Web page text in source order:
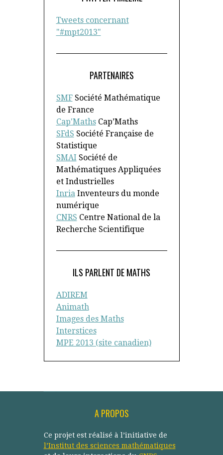
Tweets concernant
"#mpt2013"
PARTENAIRES
SMFSociété Mathématique
de France
Cap'MathsCap’Maths
SFdS Société Française de
Statistique
SMAI Société de
Mathématiques Appliquées
et Industrielles
InriaInventeurs du monde
numérique
CNRS Centre National de la
Recherche Scientifique
ILS PARLENT DE MATHS
ADIREM
Animath
Images des Maths
Interstices
MPE 2013 (site canadien)
A PROPOS
Ce projet est réalisé à l’initiative de
l’Institut des sciences mathématiques